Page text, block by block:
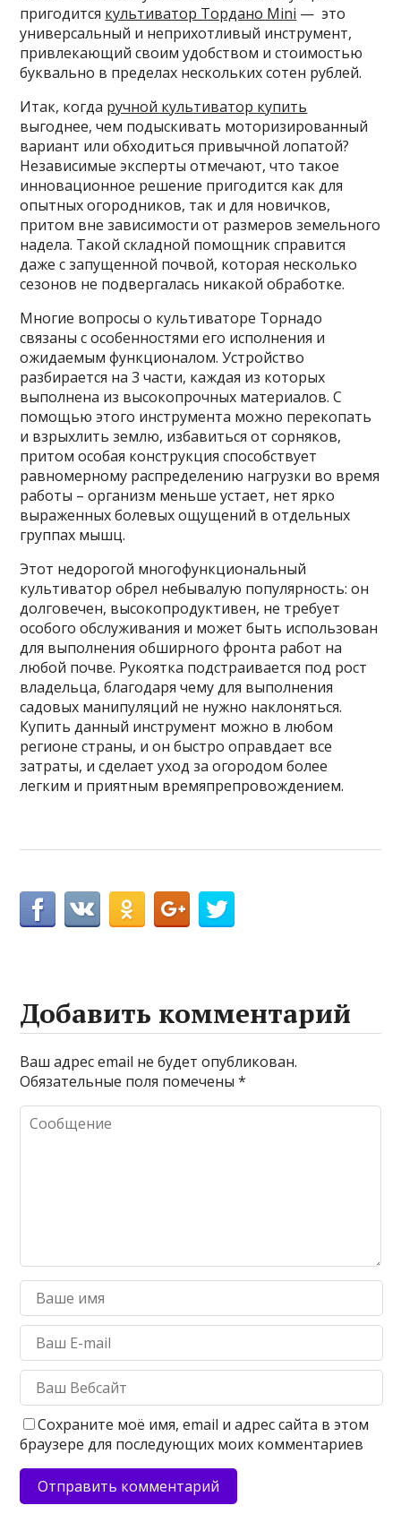
пригодится культиватор Тордано Mini — это
универсальный и неприхотливый инструмент,
привлекающий своим удобством и стоимостью
буквально в пределах нескольких сотен рублей.
Итак, когда ручной культиватор купить
выгоднее, чем подыскивать моторизированный
вариант или обходиться привычной лопатой?
Независимые эксперты отмечают, что такое
инновационное решение пригодится как для
опытных огородников, так и для новичков,
притом вне зависимости от размеров земельного
надела. Такой складной помощник справится
даже с запущенной почвой, которая несколько
сезонов не подвергалась никакой обработке.
Многие вопросы о культиваторе Торнадо
связаны с особенностями его исполнения и
ожидаемым функционалом. Устройство
разбирается на 3 части, каждая из которых
выполнена из высокопрочных материалов. С
помощью этого инструмента можно перекопать
и взрыхлить землю, избавиться от сорняков,
притом особая конструкция способствует
равномерному распределению нагрузки во время
работы – организм меньше устает, нет ярко
выраженных болевых ощущений в отдельных
группах мышц.
Этот недорогой многофункциональный
культиватор обрел небывалую популярность: он
долговечен, высокопродуктивен, не требует
особого обслуживания и может быть использован
для выполнения обширного фронта работ на
любой почве. Рукоятка подстраивается под рост
владельца, благодаря чему для выполнения
садовых манипуляций не нужно наклоняться.
Купить данный инструмент можно в любом
регионе страны, и он быстро оправдает все
затраты, и сделает уход за огородом более
легким и приятным времяпрепровождением.
Добавить комментарий
Ваш адрес email не будет опубликован.
Обязательные поля помечены*
Сохраните моё имя, email и адрес сайта в этом
браузере для последующих моих комментариев